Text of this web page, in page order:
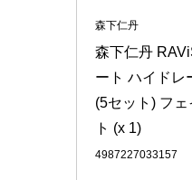
森下仁丹
森下仁丹
ート ハイドレ
(5セット) フ
ト (x 1)
4987227033157